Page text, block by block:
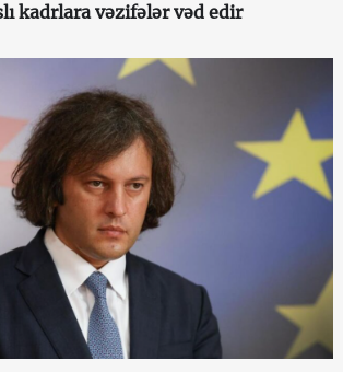
kadrlara vəzifələr vəd edir